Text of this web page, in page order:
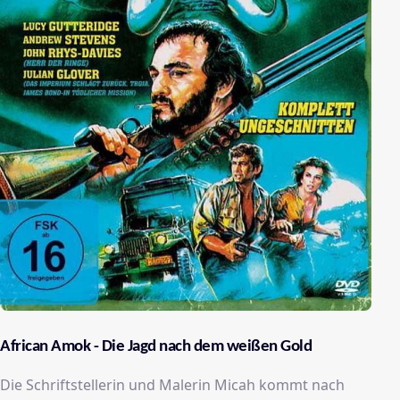
African Amok - Die Jagd nach dem weißen Gold
Die Schriftstellerin und Malerin Micah kommt nach